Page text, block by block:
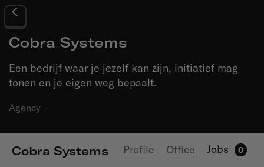
Cobra Systems
Een bedrijf waar je jezelf kan zijn, initiatief mag
tonen en je eigen weg bepaalt.
Agency ·
Cobra Systems Profile Office Jobs 0